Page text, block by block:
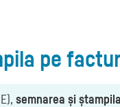
pe
semnarea și